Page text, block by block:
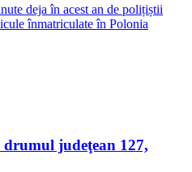
deja în acest an de polițiștii
înmatriculate în Polonia
judeţean 127,